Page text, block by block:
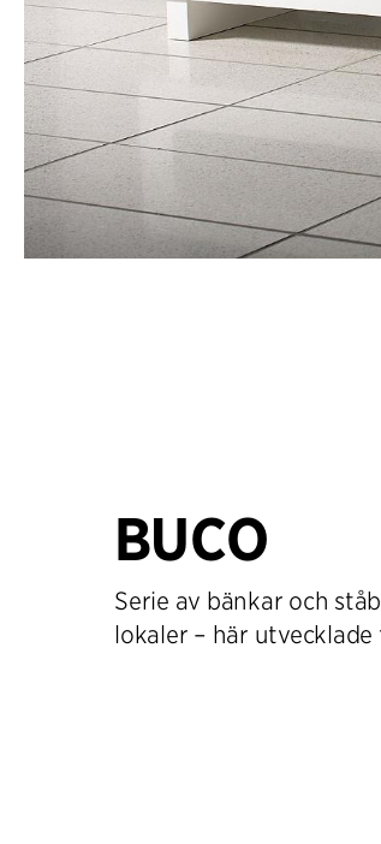
BUCO
Serie av bänkar och
lokaler – här